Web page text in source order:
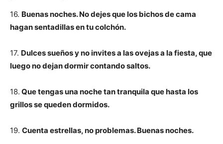
16. Buenas noches. No dejes que los bichos de cama
hagan sentadillas en tu colchón.
17. Dulces sueños y no invites a las ovejas a la fiesta, que
luego no dejan dormir contando saltos.
18. Que tengas una noche tan tranquila que hasta los
grillos se queden dormidos.
19. Cuenta estrellas, no problemas. Buenas noches.